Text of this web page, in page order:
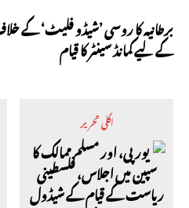
برطانیہ کا روسی ’شیڈو فلیٹ‘ کے
کے لیے کمانڈ سینٹر کا قیام
اگلی تحریر